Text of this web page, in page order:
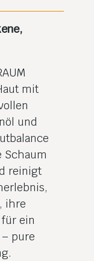
mit
und
Schaum
reinigt
ihre
ein
pure